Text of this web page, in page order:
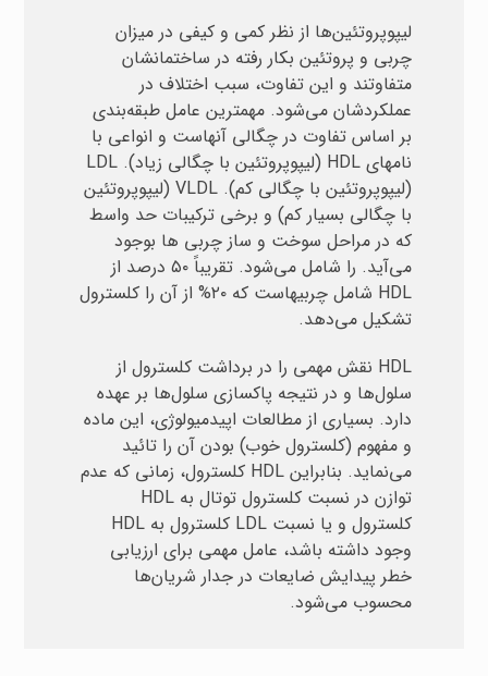
لیپوپروتئین‌ها از نظر کمی و کیفی در میزان
چربی و پروتئین بکار رفته در ساختمانشان
متفاوتند و این تفاوت، سبب اختلاف در
عملکردشان می‌شود. مهمترین عامل طبقه‌بندی
بر اساس تفاوت در چگالی آنهاست و انواعی با
نامهای HDL (لیپوپروتئین با چگالی زیاد). LDL
(لیپوپروتئین با چگالی کم). VLDL (لیپوپروتئین
با چگالی بسیار کم) و برخی ترکیبات حد واسط
که در مراحل سوخت و ساز چربی ها بوجود
می‌آید. را شامل می‌شود. تقریباً ۵۰ درصد از
HDL شامل چربیهاست که ۲۰% از آن را کلسترول
تشکیل می‌دهد.
HDL نقش مهمی را در برداشت کلسترول از
سلول‌ها و در نتیجه پاکسازی سلول‌ها بر عهده
دارد. بسیاری از مطالعات اپیدمیولوژی، این ماده
و مفهوم (کلسترول خوب) بودن آن را تائید
می‌نماید. بنابراین HDL کلسترول، زمانی که عدم
توازن در نسبت کلسترول توتال به HDL
کلسترول و یا نسبت LDL کلسترول به HDL
وجود داشته باشد، عامل مهمی برای ارزیابی
خطر پیدایش ضایعات در جدار شریان‌ها
محسوب می‌شود.